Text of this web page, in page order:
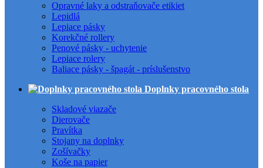
Opravné laky a odstraňovače etikiet
Lepidlá
Lepiace pásky
Korekčné rollery
Penové pásky - uchytenie
Lepiace rolery
Baliace pásky - špagát - príslušenstvo
Doplnky pracovného stola
Skladové viazače
Dierovače
Pravítka
Stojany na doplnky
Zošívačky
Koše na papier